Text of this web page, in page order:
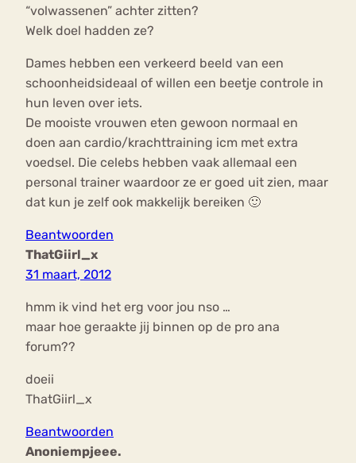
“volwassenen” achter zitten?
Welk doel hadden ze?
Dames hebben een verkeerd beeld van een
schoonheidsideaal of willen een beetje controle in
hun leven over iets.
De mooiste vrouwen eten gewoon normaal en
doen aan cardio/krachttraining icm met extra
voedsel. Die celebs hebben vaak allemaal een
personal trainer waardoor ze er goed uit zien, maar
dat kun je zelf ook makkelijk bereiken 🙂
Beantwoorden
ThatGiirl_x
31 maart, 2012
hmm ik vind het erg voor jou nso …
maar hoe geraakte jij binnen op de pro ana
forum??
doeii
ThatGiirl_x
Beantwoorden
Anoniempjeee.